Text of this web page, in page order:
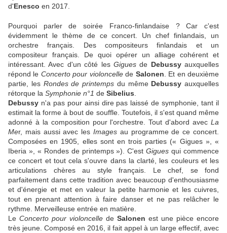
d'Enesco en 2017.
Pourquoi parler de soirée Franco-finlandaise ? Car c'est
évidemment le thème de ce concert. Un chef finlandais, un
orchestre français. Des compositeurs finlandais et un
compositeur français. De quoi opérer un alliage cohérent et
intéressant. Avec d'un côté les Giguesde Debussyauxquelles
répond le Concerto pour violoncellede Salonen . Et en deuxième
partie, les Rondes de printemps du même Debussy auxquelles
rétorque la Symphonie n°1 de Sibelius
Debussy n'a pas pour ainsi dire pas laissé de symphonie, tant il
estimait la forme à bout de souffle. Toutefois, il s'est quand même
adonné à la composition pour l'orchestre. Tout d'abord avec La
Mer, mais aussi avec les Images au programme de ce concert.
Composées en 1905, elles sont en trois parties (« Gigues », «
Iberia », « Rondes de printemps »). C'estGigues qui commence
ce concert et tout cela s'ouvre dans la clarté, les couleurs et les
articulations chères au style français. Le chef, se fond
parfaitement dans cette tradition avec beaucoup d'enthousiasme
et d'énergie et met en valeur la petite harmonie et les cuivres,
tout en prenant attention à faire danser et ne pas relâcher le
rythme. Merveilleuse entrée en matière.
Le Concerto pour violoncelle de Salonen est une pièce encore
très jeune. Composé en 2016, il fait appel à un large effectif, avec